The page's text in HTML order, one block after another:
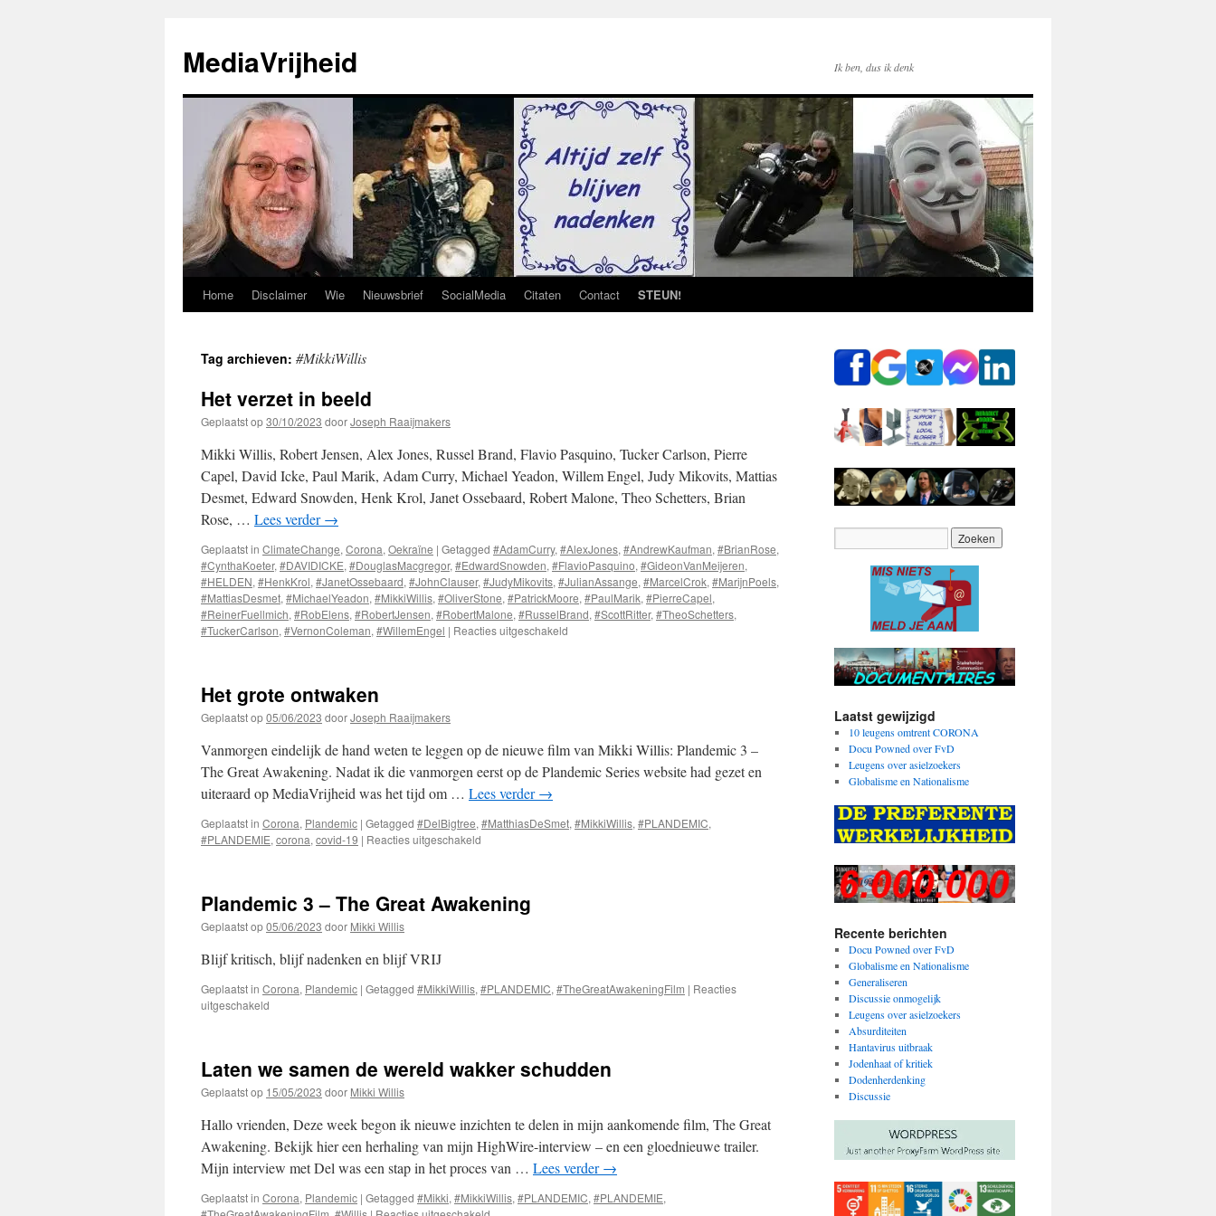
de
inhoud
MediaVrijheid Ik ben, dus ik denk
Home Disclaimer Wie Nieuwsbrief SocialMedia Citaten Contact STEUN!
Tag archieven: #MikkiWillis
Het verzet in beeld
Geplaatst op30/10/2023 doorJoseph Raaijmakers
Mikki Willis, Robert Jensen, Alex Jones, Russel Brand, Flavio Pasquino, Tucker Carlson, Pierre
Capel, David Icke, Paul Marik, Adam Curry, Michael Yeadon, Willem Engel, Judy Mikovits, Mattias
Desmet, Edward Snowden, Henk Krol, Janet Ossebaard, Robert Malone, Theo Schetters, Brian
Rose, … Lees verder→
Geplaatst in ClimateChange, Corona, Oekraïne | Getagged #AdamCurry, #AlexJones, #AndrewKaufman, #BrianRose,
#CynthaKoeter, #DAVIDICKE, #DouglasMacgregor, #EdwardSnowden, #FlavioPasquino, #GideonVanMeijeren,
#HELDEN, #HenkKrol, #JanetOssebaard, #JohnClauser, #JudyMikovits, #JulianAssange, #MarcelCrok, #MarijnPoels,
#MattiasDesmet, #MichaelYeadon, #MikkiWillis, #OliverStone, #PatrickMoore, #PaulMarik, #PierreCapel,
#ReinerFuellmich, #RobElens, #RobertJensen, #RobertMalone, #RusselBrand, #ScottRitter, #TheoSchetters,
#TuckerCarlson, #VernonColeman, #WillemEngel | Reacties uitgeschakeld
Het grote ontwaken
Geplaatst op05/06/2023 doorJoseph Raaijmakers
Vanmorgen eindelijk de hand weten te leggen op de nieuwe film van Mikki Willis: Plandemic 3 –
The Great Awakening. Nadat ik die vanmorgen eerst op de Plandemic Series website had gezet en
uiteraard op MediaVrijheid was het tijd om … Lees verder→
Geplaatst in Corona, Plandemic | Getagged #DelBigtree, #MatthiasDeSmet, #MikkiWillis, #PLANDEMIC,
#PLANDEMIE, corona, covid-19 | Reacties uitgeschakeld
Plandemic 3 – The Great Awakening
Geplaatst op05/06/2023 door Mikki Willis
Blijf kritisch, blijf nadenken en blijf VRIJ
Geplaatst in Corona, Plandemic | Getagged #MikkiWillis, #PLANDEMIC, #TheGreatAwakeningFilm | Reacties
uitgeschakeld
The
Great
Awakening
Laten we samen de wereld wakker schudden
Geplaatst op 15/05/2023 door Mikki Willis
Hallo vrienden, Deze week begon ik nieuwe inzichten te delen in mijn aankomende film, The Great
Awakening. Bekijk hier een herhaling van mijn HighWire-interview – en een gloednieuwe trailer.
Mijn interview met Del was een stap in het proces van … Lees verder→
Geplaatst in Corona, Plandemic | Getagged #Mikki, #MikkiWillis, #PLANDEMIC, #PLANDEMIE,
Laatst gewijzigd
10 leugens omtrent CORONA
Docu Powned over FvD
Leugens over asielzoekers
Globalisme en Nationalisme
Recente berichten
Docu Powned over FvD
Globalisme en Nationalisme
Generaliseren
Discussie onmogelijk
Leugens over asielzoekers
Absurditeiten
Hantavirus uitbraak
Jodenhaat of kritiek
Dodenherdenking
Discussie